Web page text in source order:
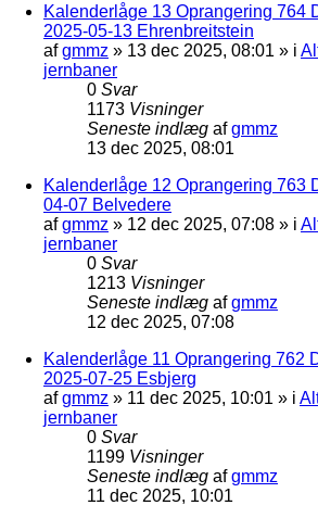
Kalenderlåge 13 Oprangering 764
2025-05-13 Ehrenbreitstein
afgmmz » 13 dec 2025, 08:01 » i
jernbaner
0 Svar
1173 Visninger
Seneste indlæg afgmmz
13 dec 2025, 08:01
Kalenderlåge 12 Oprangering 763
04-07 Belvedere
afgmmz » 12 dec 2025, 07:08 » i
jernbaner
0 Svar
1213 Visninger
Seneste indlæg afgmmz
12 dec 2025, 07:08
Kalenderlåge 11 Oprangering 762
2025-07-25 Esbjerg
afgmmz » 11 dec 2025, 10:01 » i
jernbaner
0 Svar
1199 Visninger
Seneste indlæg afgmmz
11 dec 2025, 10:01